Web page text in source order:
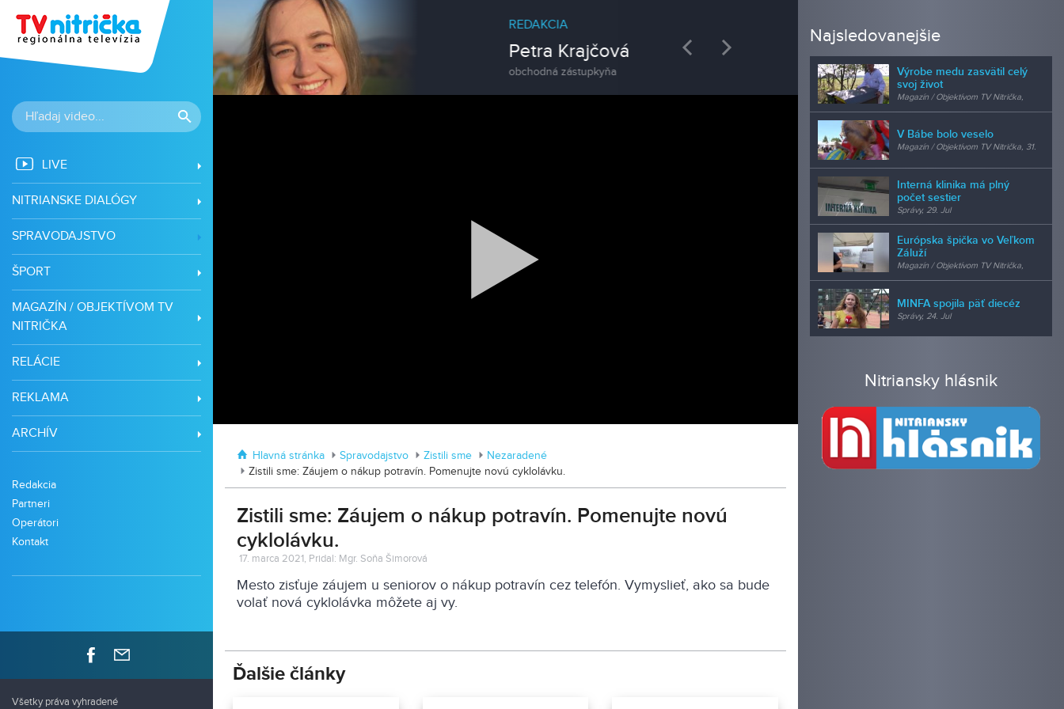
LIVE
NITRIANSKE DIALÓGY
SPRAVODAJSTVO
ŠPORT
MAGAZÍN / OBJEKTÍVOM TV
NITRIČKA
RELÁCIE
REKLAMA
ARCHÍV
Redakcia
Partneri
Operátori
Kontakt
Všetky práva vyhradené
Previous
Petra Krajčová
obchodná zástupkyňa
Mgr.
Next
Traktormánia 2025 s pozvánkou
Hlavná stránka Spravodajstvo Zistili sme
Nezaradené
Zistili sme: Záujem o nákup potravín. Pomenujte novú cyklolávku.
Zistili sme: Záujem o nákup potravín. Pomenujte novú
cyklolávku.
17. marca 2021, Pridal: Mgr. Soňa Šimorová
Mesto zisťuje záujem u seniorov o nákup potravín cez telefón. Vymyslieť, ako sa bude
volať nová cyklolávka môžete aj vy.
Ďalšie články
Najsledovanejšie
Výrobe medu zasvätil celý
svoj život
Magazín / Objektívom TV Nitrička,
V Bábe bolo veselo
Magazín / Objektívom TV Nitrička, 31.
Interná klinika má plný
počet sestier
Správy, 29. Jul
Európska špička vo Veľkom
Záluží
Magazín / Objektívom TV Nitrička,
MINFA spojila päť diecéz
Správy, 24. Jul
Nitriansky hlásnik